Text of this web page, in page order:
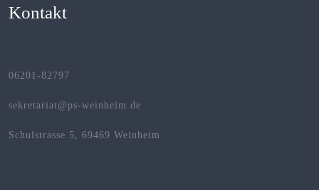
Kontakt
06201-82797
sekretariat@ps-weinheim.de
Schulstrasse 5, 69469 Weinheim